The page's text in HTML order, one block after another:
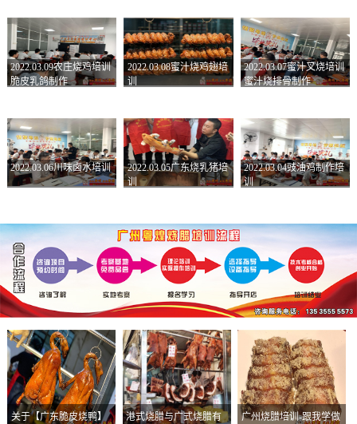
2022.03.09农庄烧鸡培训
脆皮乳鸽制作
2022.03.08蜜汁烧鸡翅培
训
2022.03.07蜜汁叉烧培训
蜜汁烧排骨制作
2022.03.06川味卤水培训
2022.03.05广东烧乳猪培
训
2022.03.04豉油鸡制作培
训
关于【广东脆皮烧鸭】
港式烧腊与广式烧腊有
广州烧腊培训-跟我学做